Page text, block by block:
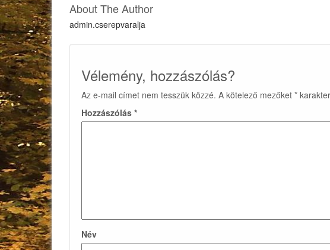
About The Author
admin.cserepvaralja
Vélemény, hozzászólás?
Az e-mail címet nem tesszük közzé. A kötelező mezőket *
Hozzászólás *
Név